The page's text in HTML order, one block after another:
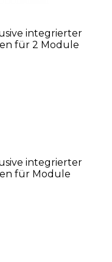
integrierter
für 2 Module
integrierter
für Module